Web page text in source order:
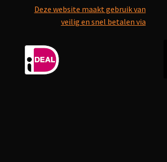
Deze website maakt gebruik van
veilig en snel betalen via